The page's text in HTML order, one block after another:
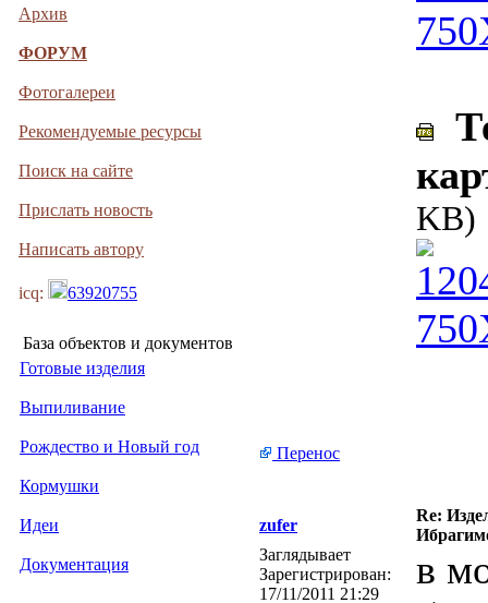
Архив
ФОРУМ
Фотогалереи
Рекомендуемые ресурсы
Поиск на сайте
Прислать новость
Написать автору
icq: 63920755
База объектов и документов
Готовые изделия
Выпиливание
Рождество и Новый год
Кормушки
Идеи
Документация
KB)
Перенос
zufer
Re:
Заглядывает
Зарегистрирован:
17/11/2011 21:29
в